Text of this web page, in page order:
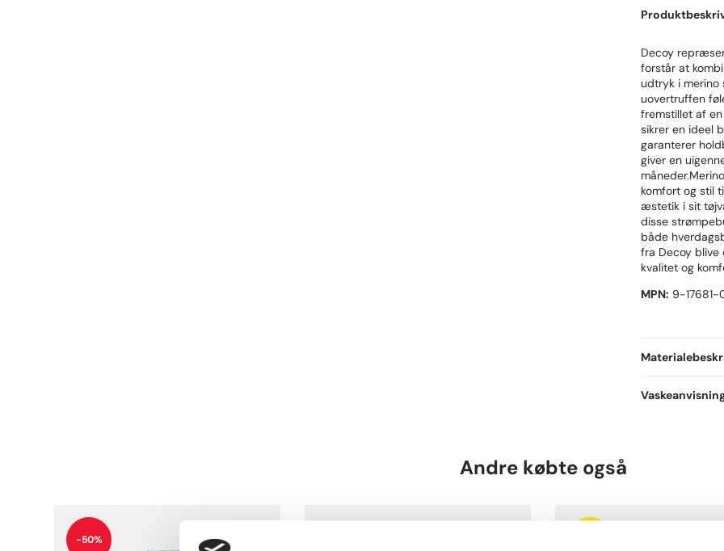
Decoy
forstår at
udtryk i merino
uovertruffen
fremstillet af
sikrer en ideel
garanterer
giver en
komfort og stil
æstetik i sit
disse
både
fra Decoy blive
kvalitet og
MPN: 9-
52% Uld, 45%
giver den
Skal
Andre købte også
-50%